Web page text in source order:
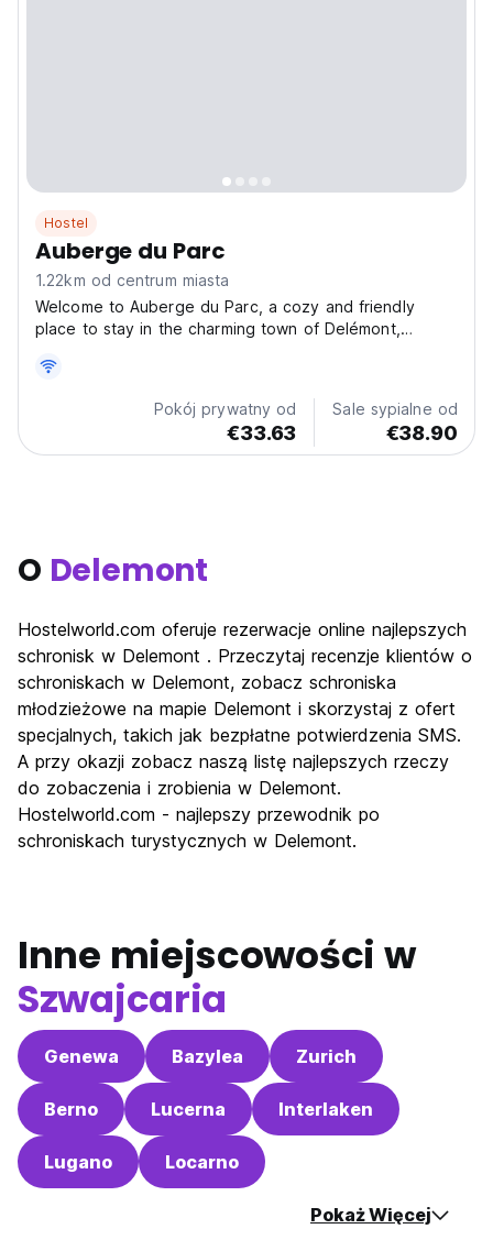
Hostel
Auberge du Parc
1.22km od centrum miasta
Welcome to Auberge du Parc, a cozy and friendly
place to stay in the charming town of Delémont,
exploring the region, Auberge du Parc offers a
comfortable and relaxing atmosphere with free Wi-Fi
throughout the...Pokój prywatny od
€33.63
Sale sypialne od
€38.90
O Delemont
Hostelworld.com oferuje rezerwacje online najlepszych
schronisk w Delemont . Przeczytaj recenzje klientów o
schroniskach w Delemont, zobacz schroniska
młodzieżowe na mapie Delemont i skorzystaj z ofert
specjalnych, takich jak bezpłatne potwierdzenia SMS.
A przy okazji zobacz naszą listę najlepszych rzeczy
do zobaczenia i zrobienia w Delemont.
Hostelworld.com - najlepszy przewodnik po
schroniskach turystycznych w Delemont.
Inne miejscowości w
Szwajcaria
Genewa Bazylea Zurich
Berno Lucerna Interlaken
Lugano Locarno
Pokaż Więcej